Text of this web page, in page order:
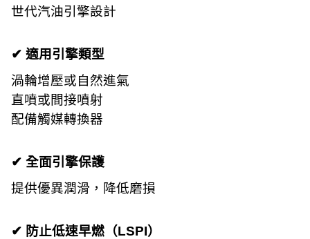
世代汽油引擎設計
✔ 適用引擎類型
渦輪增壓或自然進氣
直噴或間接噴射
配備觸媒轉換器
✔ 全面引擎保護
提供優異潤滑，降低磨損
✔ 防止低速早燃（LSPI）